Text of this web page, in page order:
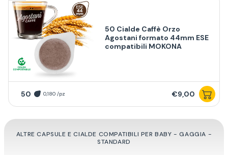
50 Cialde Caffè Orzo
Agostani formato 44mm ESE
compatibili MOKONA
50 0,180 /pz €9,00
ALTRE CAPSULE E CIALDE COMPATIBILI PER BABY - GAGGIA -
STANDARD